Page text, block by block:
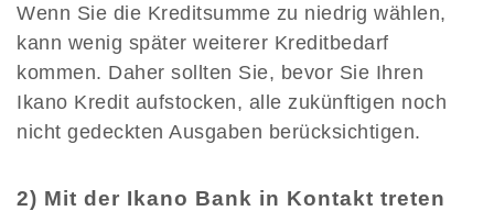
Wenn Sie die Kreditsumme zu niedrig wählen,
kann wenig später weiterer Kreditbedarf
kommen. Daher sollten Sie, bevor Sie Ihren
Ikano Kredit aufstocken, alle zukünftigen noch
nicht gedeckten Ausgaben berücksichtigen.
2) Mit der Ikano Bank in Kontakt treten